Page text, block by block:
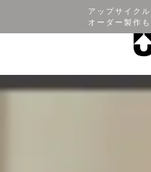
アップサイク
オーダー製作